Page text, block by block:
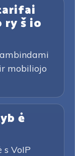
š io
mobiliojo
ė
s VoIP